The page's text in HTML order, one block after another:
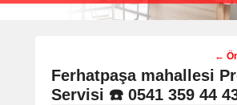
Post
←
Ferhatpaşa mahallesi
Servisi ☎️ 0541 359 44